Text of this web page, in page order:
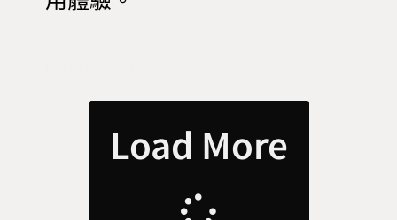
Load More